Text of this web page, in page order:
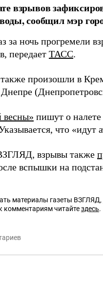
взрывов
сообщил мэр
за ночь прогремели
передает ТАСС.
произошли в
весны» пишут о
что
взрывы также
вспышки на
материалы газеты ВЗГЛЯД,
комментариям читайтездесь.